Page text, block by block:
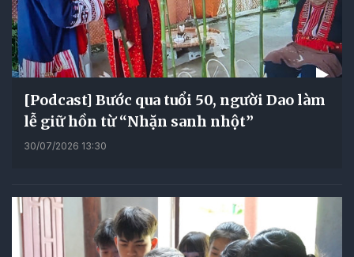
[Podcast] Bước qua tuổi 50, người Dao làm
lễ giữ hồn từ “Nhặn sanh nhột”
30/07/2026 13:30